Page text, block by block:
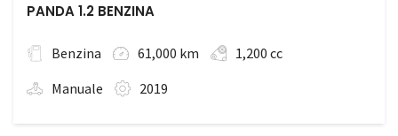
PANDA 1.2 BENZINA
Benzina 61,000 km
1,200 cc
Manuale
2019